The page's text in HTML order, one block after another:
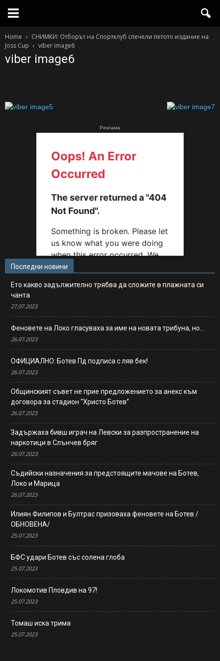
Home
СНИМКИ: Отборът на Спортклуб спечели петото издание на
Joss Cup
viber image6
viber image6
Реклама
Последни новини
Ето какво задължително трябва да сложите в плажната си
чанта
27.07.2023
Феновете на Локо гласуваха за име на новата трибуна, но…
26.07.2023
ОФИЦИАЛНО: Ботев Пд подписа с ляв бек!
26.07.2023
Общинският съвет не прие предложението за анекс към
договора за стадион “Христо Ботев”
26.07.2023
Задържаха бивш играч на Левски за разпространение на
наркотици в Слънчев бряг
26.07.2023
Съдийски назначения за предстоящите мачове на Ботев,
Локо и Марица
26.07.2023
Илиян Филипов и Бултрас призоваха феновете на Ботев /
ОБНОВЕНА/
25.07.2023
БФС удари Ботев със солена глоба
25.07.2023
Локомотив Пловдив на 97!
25.07.2023
Томаш иска трима
25.07.2023